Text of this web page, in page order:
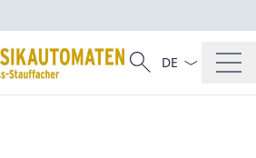
Suche
Suche
Sprach